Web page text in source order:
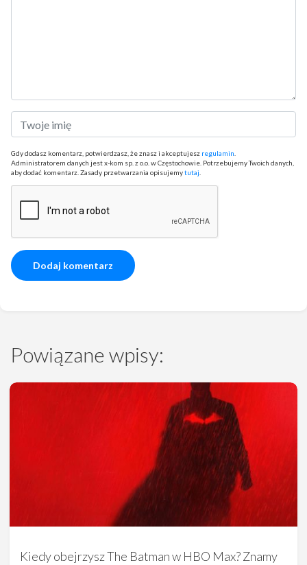
Gdy dodasz komentarz, potwierdzasz, że znasz i akceptujesz regulamin
Administratorem danych jest x-kom sp. z o.o. w Częstochowie. Potrzebujemy Twoich danych,
aby dodać komentarz. Zasady przetwarzania opisujemytutaj
Powiązane wpisy:
Kiedy obejrzysz The Batman w HBO Max? Znamy